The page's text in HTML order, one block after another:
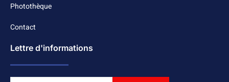
Photothèque
Contact
Lettre d'informations